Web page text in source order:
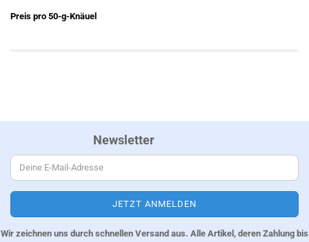
Preis pro 50-g-Knäuel
Newsletter
Wir zeichnen uns durch schnellen Versand aus. Alle Artikel, deren Zahlung bis